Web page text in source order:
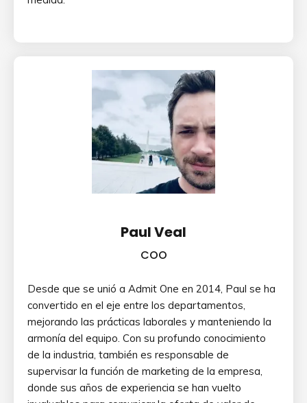
Paul Veal
COO
Desde que se unió a Admit One en 2014, Paul se ha
convertido en el eje entre los departamentos,
mejorando las prácticas laborales y manteniendo la
armonía del equipo. Con su profundo conocimiento
de la industria, también es responsable de
supervisar la función de marketing de la empresa,
donde sus años de experiencia se han vuelto